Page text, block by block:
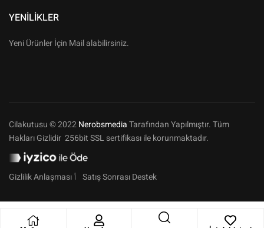
YENILIKLER
Yeni Ürünler İçin Mail alabilirsiniz.
Cilakutusu © 2022NerobsmediaTarafından Yapılmıştır. Tüm
Hakları Gizlidir 256bit SSL sertifikası ile korunmaktadır.
Gizlilik Anlaşması Satış Sonrası Destek